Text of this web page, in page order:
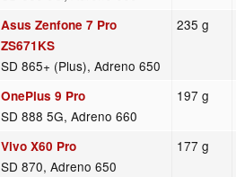
Asus Zenfone 7 Pro
ZS671KS
SD 865+ (Plus), Adreno 650
235 g
OnePlus 9 Pro
SD 888 5G, Adreno 660
197 g
Vivo X60 Pro
SD 870, Adreno 650
177 g